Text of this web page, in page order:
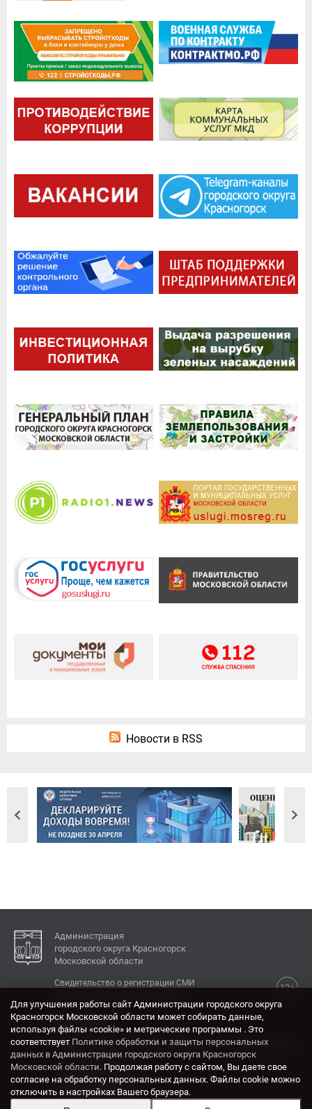
Новости в RSS
Администрация
городского округа Красногорск
Московской области
12+
Свидетельство о регистрации СМИ
КОНТАКТЫ
Адрес: 143404, Московская область, г. Красногорск,
ул. Ленина, дом 4.
Электронная почта:
krasrn@mosreg.ru
Для улучшения работы сайт Администрации городского округа
Красногорск Московской области может собирать данные,
используя файлы «cookie» и метрические программы . Это
соответствует Политике обработки и защиты персональных
данных в Администрации городского округа Красногорск
Московской области. Продолжая работу с сайтом, Вы даете свое
согласие на обработку персональных данных. Файлы cookie можно
отключить в настройках Вашего браузера.